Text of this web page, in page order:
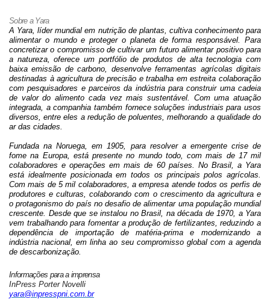
Sobre a Yara
A Yara, líder mundial em nutrição de plantas, cultiva conhecimento para
alimentar o mundo e proteger o planeta de forma responsável. Para
concretizar o compromisso de cultivar um futuro alimentar positivo para
a natureza, oferece um portfólio de produtos de alta tecnologia com
baixa emissão de carbono, desenvolve ferramentas agrícolas digitais
destinadas à agricultura de precisão e trabalha em estreita colaboração
com pesquisadores e parceiros da indústria para construir uma cadeia
de valor do alimento cada vez mais sustentável. Com uma atuação
integrada, a companhia também fornece soluções industriais para usos
diversos, entre eles a redução de poluentes, melhorando a qualidade do
ar das cidades.
Fundada na Noruega, em 1905, para resolver a emergente crise de
fome na Europa, está presente no mundo todo, com mais de 17 mil
colaboradores e operações em mais de 60 países. No Brasil, a Yara
está idealmente posicionada em todos os principais polos agrícolas.
Com mais de 5 mil colaboradores, a empresa atende todos os perfis de
produtores e culturas, colaborando com o crescimento da agricultura e
o protagonismo do país no desafio de alimentar uma população mundial
crescente. Desde que se instalou no Brasil, na década de 1970, a Yara
vem trabalhando para fomentar a produção de fertilizantes, reduzindo a
dependência de importação de matéria-prima e modernizando a
indústria nacional, em linha ao seu compromisso global com a agenda
de descarbonização.
Informações para a imprensa
InPress Porter Novelli
yara@inpresspni.com.br